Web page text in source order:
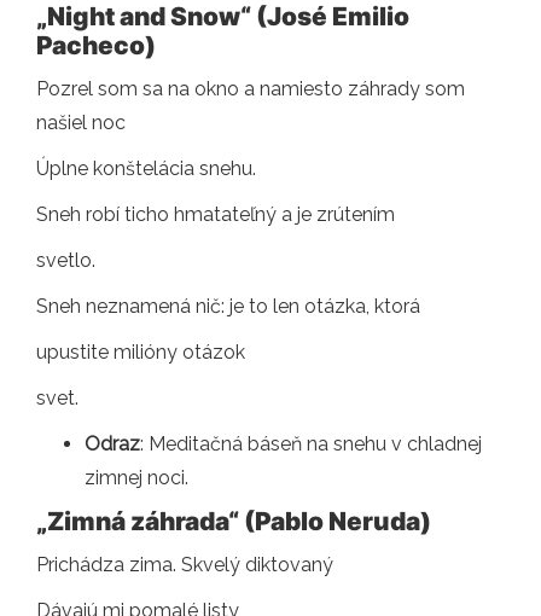
„Night and Snow“ (José Emilio
Pacheco)
Pozrel som sa na okno a namiesto záhrady som
našiel noc
Úplne konštelácia snehu.
Sneh robí ticho hmatateľný a je zrútením
svetlo.
Sneh neznamená nič: je to len otázka, ktorá
upustite milióny otázok
svet.
Odraz: Meditačná báseň na snehu v chladnej
zimnej noci.
„Zimná záhrada“ (Pablo Neruda)
Prichádza zima. Skvelý diktovaný
Dávajú mi pomalé listy